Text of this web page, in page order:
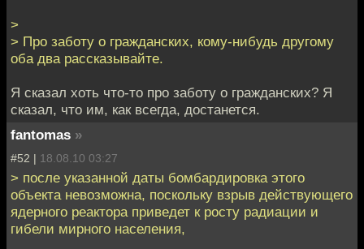
>
> Про заботу о гражданских, кому-нибудь другому
оба два рассказывайте.
Я сказал хоть что-то про заботу о гражданских? Я
сказал, что им, как всегда, достанется.
fantomas »
#52 | 18.08.10 03:27
> после указанной даты бомбардировка этого
объекта невозможна, поскольку взрыв действующего
ядерного реактора приведет к росту радиации и
гибели мирного населения,